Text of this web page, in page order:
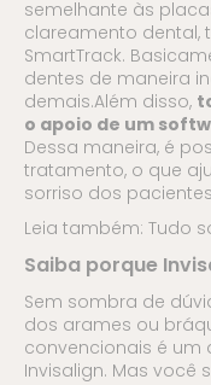
semelhante às
clareamento
SmartTrack.
dentes de maneira
demais.Além disso,
o apoio de um
Dessa maneira, é
tratamento, o que
sorriso dos
Leia também: Tudo
Saiba porque
Sem sombra de
dos arames ou
convencionais é um
Invisalign. Mas você